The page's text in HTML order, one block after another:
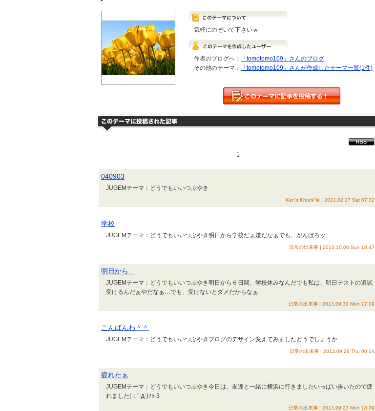
気軽にのぞいて下さいｗ
作者のブログへ：
「tomotomo109」さんのブログ
その他のテーマ：
「tomotomo109」さんが作成したテーマ一覧(1件)
1
040903
JUGEMテーマ：どうでもいいつぶやき
Ken's Knuck"le | 2021.02.27 Sat 07:32
学校
JUGEMテーマ：どうでもいいつぶやき明日から学校だぁ嫌だなぁでも、がんばろッ
日常の出来事 | 2013.10.06 Sun 18:47
明日から…
JUGEMテーマ：どうでもいいつぶやき明日から６日間、学校休みなんだでも私は、明日テストの追試
受けるんだぁやだなぁ…でも、受けないとダメだからなぁ
日常の出来事 | 2013.09.30 Mon 17:09
こんばんわ＾＾
JUGEMテーマ：どうでもいいつぶやきブログのデザイン変えてみましたどうでしょうか
日常の出来事 | 2013.09.26 Thu 00:04
疲れたぁ
JUGEMテーマ：どうでもいいつぶやき今日は、友達と一緒に横浜に行きましたいっぱい歩いたので疲
れました(；´-д-)ﾌｩ-3
日常の出来事 | 2013.09.23 Mon 18:39